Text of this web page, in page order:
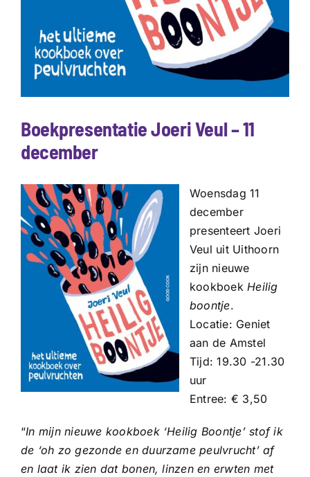
Boekpresentatie Joeri Veul – 11
december
Woensdag 11
december
presenteert Joeri
Veul uit Uithoorn
zijn nieuwe
kookboekHeilig
boontje.
Locatie: Geniet
aan de Amstel
Tijd: 19.30 -21.30
uur
Entree: € 3,50
“In mijn nieuwe kookboek ‘Heilig Boontje’ stof ik
de ‘oh zo gezonde en duurzame peulvrucht’ af
en laat ik zien dat bonen, linzen en erwten met